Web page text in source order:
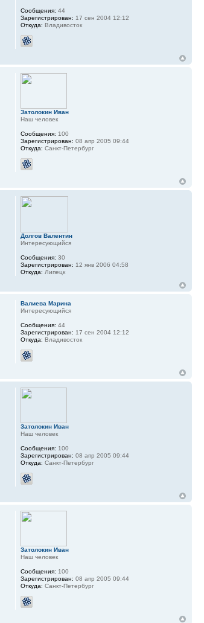
Сообщения: 44
Зарегистрирован: 17 сен 2004 12:12
Откуда: Владивосток
Затолокин Иван
Наш человек
Сообщения: 100
Зарегистрирован: 08 апр 2005 09:44
Откуда: Санкт-Петербург
Долгов Валентин
Интересующийся
Сообщения: 30
Зарегистрирован: 12 янв 2006 04:58
Откуда: Липецк
Валиева Марина
Интересующийся
Сообщения: 44
Зарегистрирован: 17 сен 2004 12:12
Откуда: Владивосток
Затолокин Иван
Наш человек
Сообщения: 100
Зарегистрирован: 08 апр 2005 09:44
Откуда: Санкт-Петербург
Затолокин Иван
Наш человек
Сообщения: 100
Зарегистрирован: 08 апр 2005 09:44
Откуда: Санкт-Петербург